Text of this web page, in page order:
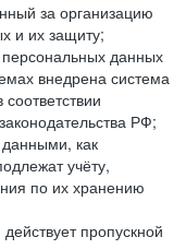
за организацию
и их защиту;
данных
внедрена система
РФ;
как
учёту,
по их хранению
пропускной